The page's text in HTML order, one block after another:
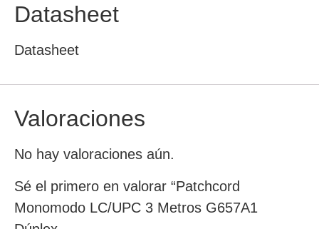
Datasheet
Datasheet
Valoraciones
No hay valoraciones aún.
Sé el primero en valorar “Patchcord
Monomodo LC/UPC 3 Metros G657A1